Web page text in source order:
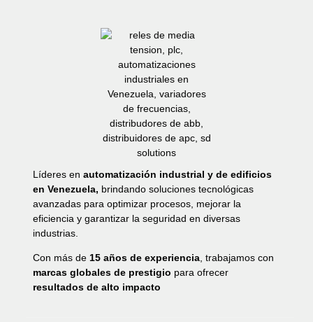
Líderes en automatización industrial y de edificios
en Venezuela, brindando soluciones tecnológicas
avanzadas para optimizar procesos, mejorar la
eficiencia y garantizar la seguridad en diversas
industrias.
Con más de 15 años de experiencia, trabajamos con
marcas globales de prestigio para ofrecer
resultados de alto impacto